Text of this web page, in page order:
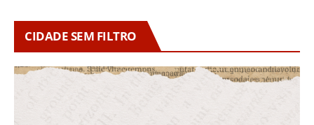
CIDADE SEM FILTRO